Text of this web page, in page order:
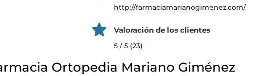
http://farmaciamarianogimenez.com/
Valoración de los clientes
5 / 5 (23)
Ortopedia Mariano Giménez